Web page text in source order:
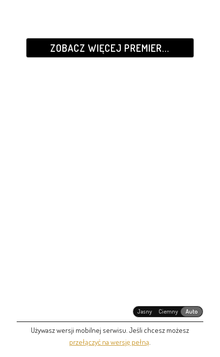
ZOBACZ WIĘCEJ PREMIER...
Jasny Ciemny Auto
Używasz wersji mobilnej serwisu. Jeśli chcesz możesz
przełączyć na wersję pełną